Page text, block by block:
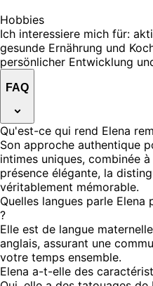
Hobbies
Ich interessiere mich für:
gesunde Ernährung und
persönlicher Entwicklung
FAQ
Qu'est-ce qui rend Elena
Son approche authentique
intimes uniques, combinée
présence élégante, la
véritablement mémorable.
Quelles langues parle
?
Elle est de langue
anglais, assurant une
votre temps ensemble.
Elena a-t-elle des